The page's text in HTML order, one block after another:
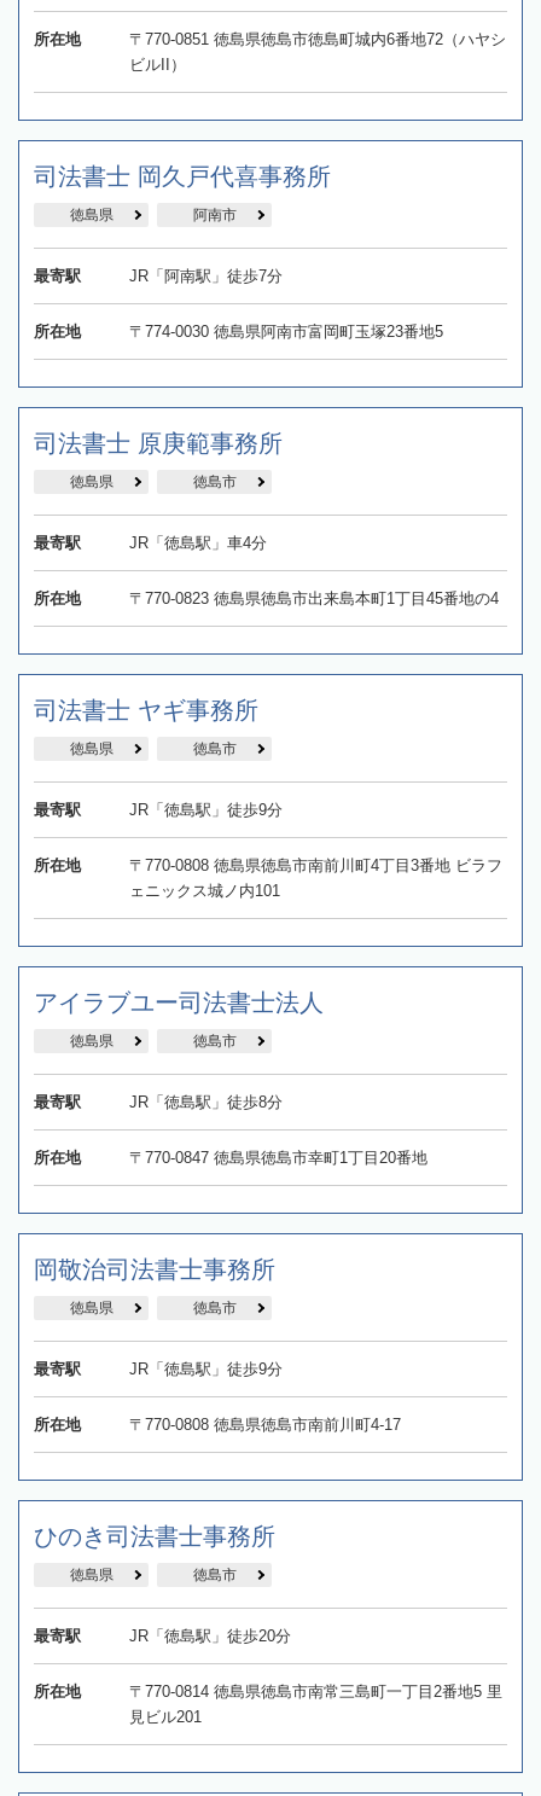
所在地
〒770-0851 徳島県徳島市徳島町城内6番地72（ハヤシ
ビルII）
司法書士 岡久戸代喜事務所
徳島県 阿南市
最寄駅 JR「阿南駅」徒歩7分
所在地 〒774-0030 徳島県阿南市富岡町玉塚23番地5
司法書士 原庚範事務所
徳島県 徳島市
最寄駅 JR「徳島駅」車4分
所在地 〒770-0823 徳島県徳島市出来島本町1丁目45番地の4
司法書士 ヤギ事務所
徳島県 徳島市
最寄駅 JR「徳島駅」徒歩9分
所在地
〒770-0808 徳島県徳島市南前川町4丁目3番地 ビラフ
ェニックス城ノ内101
アイラブユー司法書士法人
徳島県 徳島市
最寄駅 JR「徳島駅」徒歩8分
所在地 〒770-0847 徳島県徳島市幸町1丁目20番地
岡敬治司法書士事務所
徳島県 徳島市
最寄駅 JR「徳島駅」徒歩9分
所在地 〒770-0808 徳島県徳島市南前川町4-17
ひのき司法書士事務所
徳島県 徳島市
最寄駅 JR「徳島駅」徒歩20分
所在地
〒770-0814 徳島県徳島市南常三島町一丁目2番地5 里
見ビル201